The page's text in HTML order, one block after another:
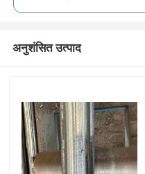
अनुशंसित उत्पाद